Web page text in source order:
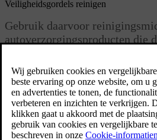
Bijgewerkt 16/03/2023
Veiligheidsgordels reinigen
Gebruik daarvoor
autoverzorgingsproducten die
meteen. Het is belangrijk te
reinigingsmiddel gebruikt.
Gebruik water en een synthetisch
textielreinigingsmiddel dat bij erkende
Zorg dat de gordel droog is, voordat